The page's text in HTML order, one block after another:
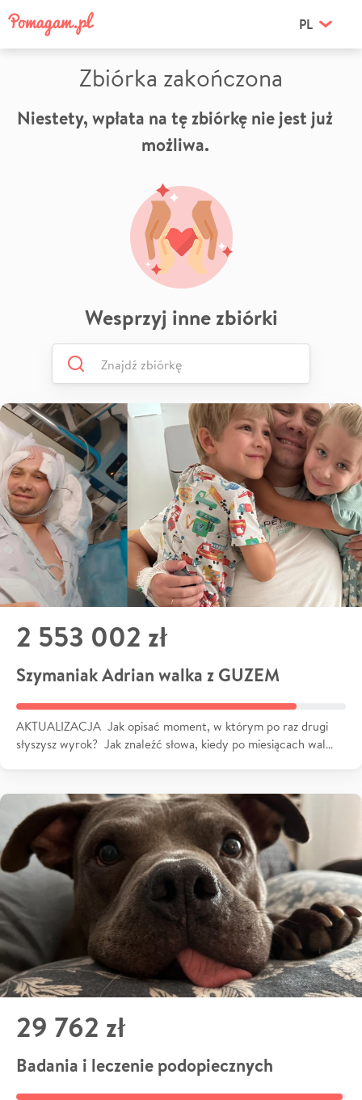
PL
Zbiórka zakończona
Niestety, wpłata na tę zbiórkę nie jest już
możliwa.
Wesprzyj inne zbiórki
2 553 002 zł
Szymaniak Adrian walka z GUZEM
AKTUALIZACJA Jak opisać moment, w którym po raz drugi
słyszysz wyrok? Jak znaleźć słowa, kiedy po miesiącach wal…
29 762 zł
Badania i leczenie podopiecznych